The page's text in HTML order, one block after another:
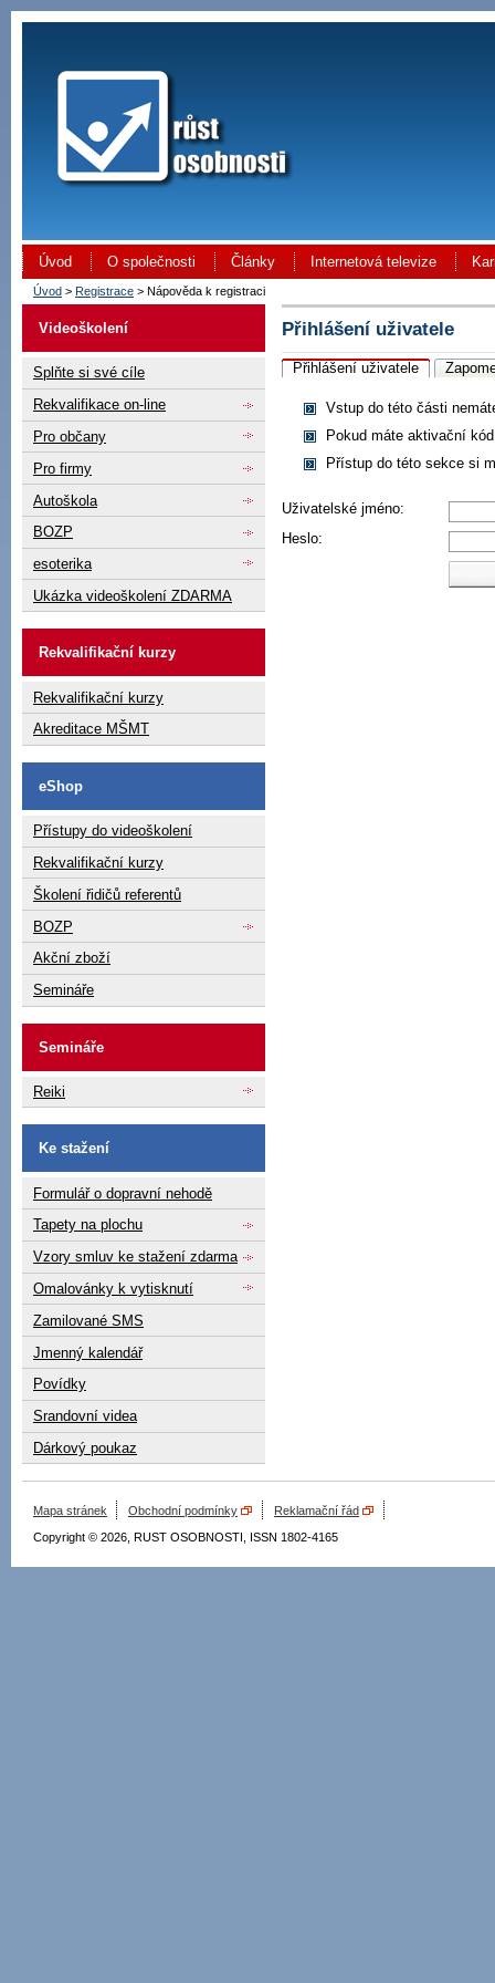
Úvod O společnosti Články Internetová televize
Úvod > Registrace > Nápověda k registraci
Videoškolení
Splňte si své cíle
Rekvalifikace on-line
Pro občany
Pro firmy
Autoškola
BOZP
esoterika
Ukázka videoškolení ZDARMA
Rekvalifikační kurzy
Rekvalifikační kurzy
Akreditace MŠMT
eShop
Přístupy do videoškolení
Rekvalifikační kurzy
Školení řidičů referentů
BOZP
Akční zboží
Semináře
Semináře
Reiki
Ke stažení
Formulář o dopravní nehodě
Tapety na plochu
Vzory smluv ke stažení zdarma
Omalovánky k vytisknutí
Zamilované SMS
Jmenný kalendář
Povídky
Srandovní videa
Dárkový poukaz
Přihlášení uživatele
Přihlášení uživatele
Vstup do této části
Pokud máte aktivační
Přístup do této sekce si
Uživatelské jméno:
Heslo:
Mapa stránek Obchodní podmínky
Reklamační řád
Copyright © 2026, RUST OSOBNOSTI, ISSN 1802-4165